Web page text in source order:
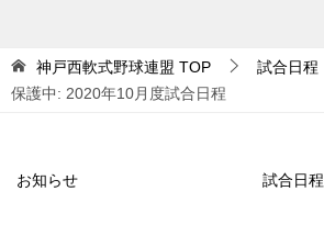
神戸西軟式野球連盟 TOP
試合日程
保護中: 2020年10月度試合日程
お知らせ 試合日程